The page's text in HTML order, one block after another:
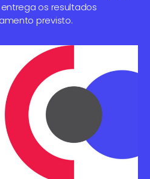
os resultados
previsto.